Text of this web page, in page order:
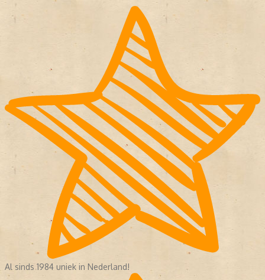
Al sinds 1984 uniek in Nederland!